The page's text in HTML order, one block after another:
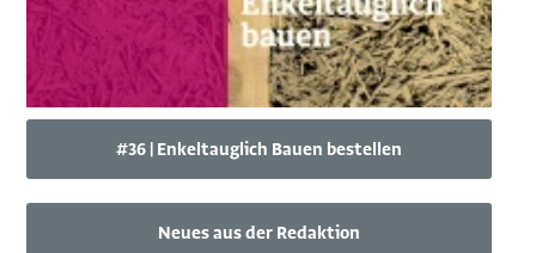
#36 | Enkeltauglich Bauen bestellen
Neues aus der Redaktion